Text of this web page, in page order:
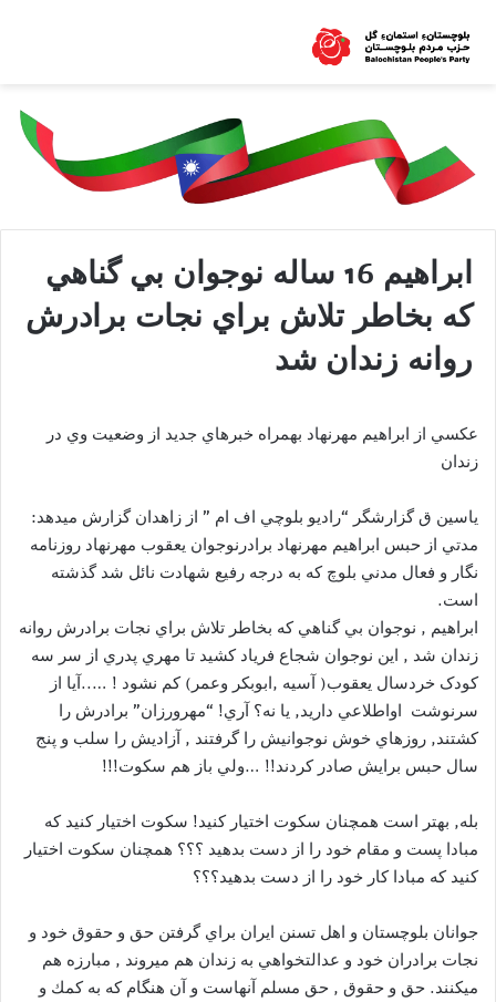
ابراهيم 16 ساله نوجوان بي گناهي
كه بخاطر تلاش براي نجات برادرش
روانه زندان شد
عکسي از ابراهيم مهرنهاد بهمراه خبرهاي جديد از وضعيت وي در
زندان
ياسين ق گزارشگر “راديو بلوچي اف ام ” از زاهدان گزارش ميدهد:
مدتي از حبس ابراهيم مهرنهاد برادرنوجوان يعقوب مهرنهاد روزنامه
نگار و فعال مدني بلوچ كه به درجه رفيع شهادت نائل شد گذشته
است.
ابراهيم , نوجوان بي گناهي كه بخاطر تلاش براي نجات برادرش روانه
زندان شد , اين نوجوان شجاع فرياد کشيد تا مهري پدري از سر سه
کودک خردسال يعقوب( آسيه ,ابوبکر وعمر) کم نشود ! …..آيا از
سرنوشت اواطلاعي داريد, يا نه؟ آري! “مهرورزان” برادرش را
کشتند, روزهاي خوش نوجوانيش را گرفتند , آزاديش را سلب و پنج
سال حبس برايش صادر کردند!! …ولي باز هم سکوت!!!
بله, بهتر است همچنان سكوت اختيار كنيد! سكوت اختيار كنيد كه
مبادا پست و مقام خود را از دست بدهيد ؟؟؟ همچنان سكوت اختيار
كنيد كه مبادا كار خود را از دست بدهيد؟؟؟
جوانان بلوچستان و اهل تسنن ايران براي گرفتن حق و حقوق خود و
نجات برادران خود و عدالتخواهي به زندان هم ميروند , مبارزه هم
ميكنند. حق و حقوق , حق مسلم آنهاست و آن هنگام كه به كمك و